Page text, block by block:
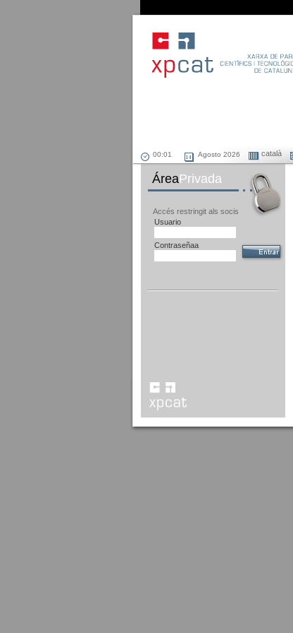
Agosto 2026 català
ÁreaPrivada
Accés restringit als socis
Usuario
Contraseñaa